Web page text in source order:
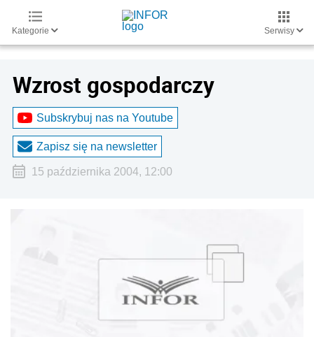
Kategorie Serwisy
Wzrost gospodarczy
Subskrybuj nas na Youtube
Zapisz się na newsletter
15 października 2004, 12:00